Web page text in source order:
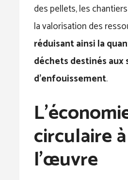
des pellets, les
la valorisation des
réduisant ainsi la
déchets destinés aux
d’enfouissement.
circulaire à
l’œuvre